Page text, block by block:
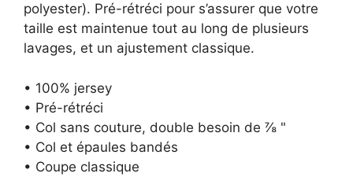
polyester). Pré-rétréci pour s’assurer que votre
taille est maintenue tout au long de plusieurs
lavages, et un ajustement classique.
• 100% jersey
• Pré-rétréci
• Col sans couture, double besoin de ⅞ "
• Col et épaules bandés
• Coupe classique